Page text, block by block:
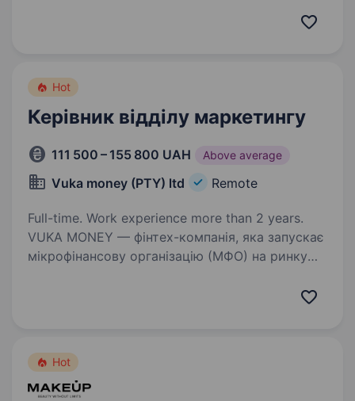
Hot
Керівник відділу маркетингу
111 500 – 155 800 UAH Above average
Vuka money (PTY) ltd Remote
Full-time. Work experience more than 2 years.
VUKA MONEY — фінтех-компанія, яка запускає
мікрофінансову організацію (МФО) на ринку
громадянин України, і ми свідомо формуємо
Hot